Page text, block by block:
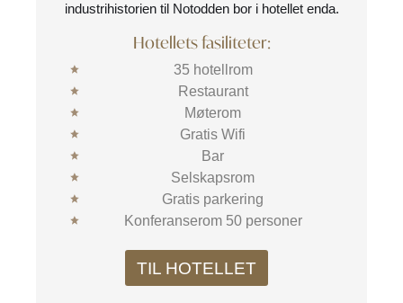
industrihistorien til Notodden bor i hotellet enda.
Hotellets fasiliteter:
35 hotellrom
Restaurant
Møterom
Gratis Wifi
Bar
Selskapsrom
Gratis parkering
Konferanserom 50 personer
TIL HOTELLET